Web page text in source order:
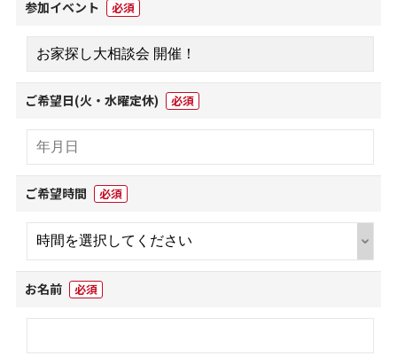
参加イベント 必須
ご希望日(火・水曜定休) 必須
ご希望時間 必須
お名前 必須